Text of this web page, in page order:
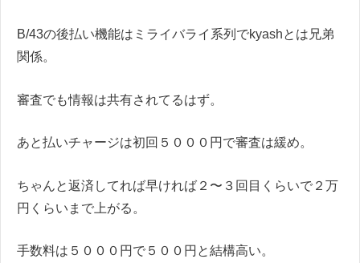
B/43の後払い機能はミライバライ系列でkyashとは兄弟
関係。
審査でも情報は共有されてるはず。
あと払いチャージは初回５０００円で審査は緩め。
ちゃんと返済してれば早ければ２〜３回目くらいで２万
円くらいまで上がる。
手数料は５０００円で５００円と結構高い。